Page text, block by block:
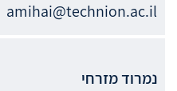
amihai@technion.ac.il
נמרודמזרחי